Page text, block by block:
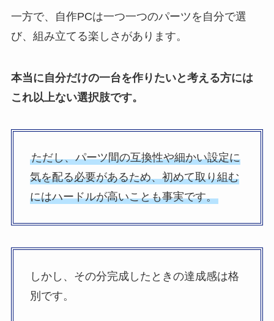
一方で、自作PCは一つ一つのパーツを自分で選
び、組み立てる楽しさがあります。
本当に自分だけの一台を作りたいと考える方には
これ以上ない選択肢です。
ただし、パーツ間の互換性や細かい設定に
気を配る必要があるため、初めて取り組む
にはハードルが高いことも事実です。
しかし、その分完成したときの達成感は格
別です。